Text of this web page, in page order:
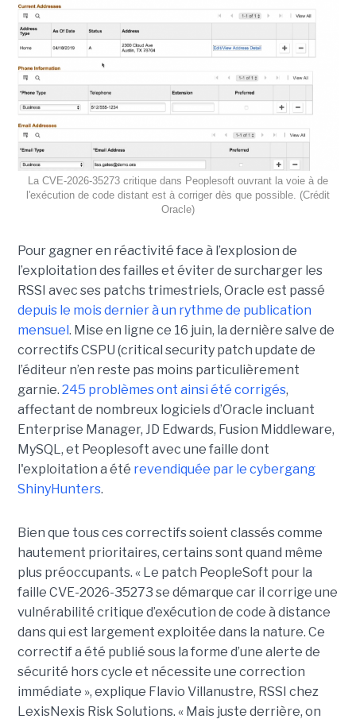
La CVE-2026-35273 critique dans Peoplesoft ouvrant la voie à de
l'exécution de code distant est à corriger dès que possible. (Crédit
Oracle)
Pour gagner en réactivité face à l’explosion de
l’exploitation des failles et éviter de surcharger les
RSSI avec ses patchs trimestriels, Oracle est passé
depuis le mois dernier à un rythme de publication
mensuel . Mise en ligne ce 16 juin, la dernière salve de
correctifs CSPU (critical security patch update de
l’éditeur n’en reste pas moins particulièrement
garnie. 245 problèmes ont ainsi été corrigés,
affectant de nombreux logiciels d’Oracle incluant
Enterprise Manager, JD Edwards, Fusion Middleware,
MySQL, et Peoplesoft avec une faille dont
l'exploitation a été revendiquée par le cybergang
ShinyHunters.
Bien que tous ces correctifs soient classés comme
hautement prioritaires, certains sont quand même
plus préoccupants. « Le patch PeopleSoft pour la
faille CVE-2026-35273 se démarque car il corrige une
vulnérabilité critique d’exécution de code à distance
dans qui est largement exploitée dans la nature. Ce
correctif a été publié sous la forme d’une alerte de
sécurité hors cycle et nécessite une correction
immédiate », explique Flavio Villanustre, RSSI chez
LexisNexis Risk Solutions. « Mais juste derrière, on